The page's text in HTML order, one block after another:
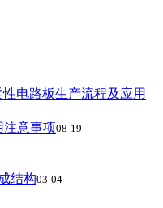
电路板生产流程及应用
注意事项08-19
结构03-04